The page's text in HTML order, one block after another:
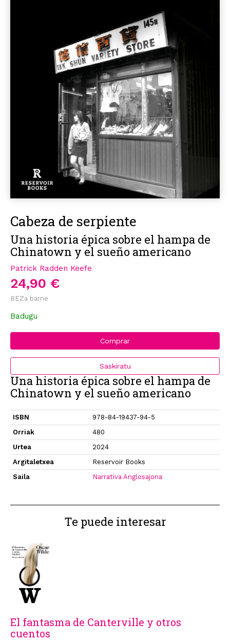
Cabeza de serpiente
Una historia épica sobre el hampa de
Chinatown y el sueño americano
Patrick Radden Keefe
24,90 €
BEZa barne
Badugu
Comprar
Saskiratu
Una historia épica sobre el hampa de
Chinatown y el sueño americano
ISBN
978-84-19437-94-5
Orriak
480
Urtea
2024
Argitaletxea
Reservoir Books
Saila
Narrativa Anglosajona
Te puede interesar
El fantasma de Canterville y otros
cuentos